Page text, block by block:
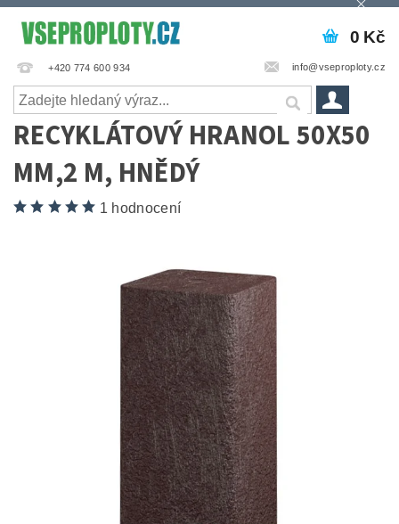
+420 774 600 934 info@vseproploty.cz
0 Kč
RECYKLÁTOVÝ HRANOL 50X50
MM,2 M, HNĚDÝ
1 hodnocení